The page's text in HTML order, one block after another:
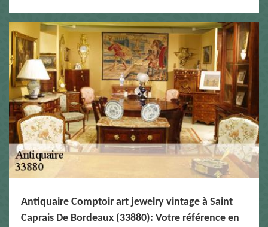
Antiquaire Comptoir art jewelry vintage à Saint
Caprais De Bordeaux (33880): Votre référence en